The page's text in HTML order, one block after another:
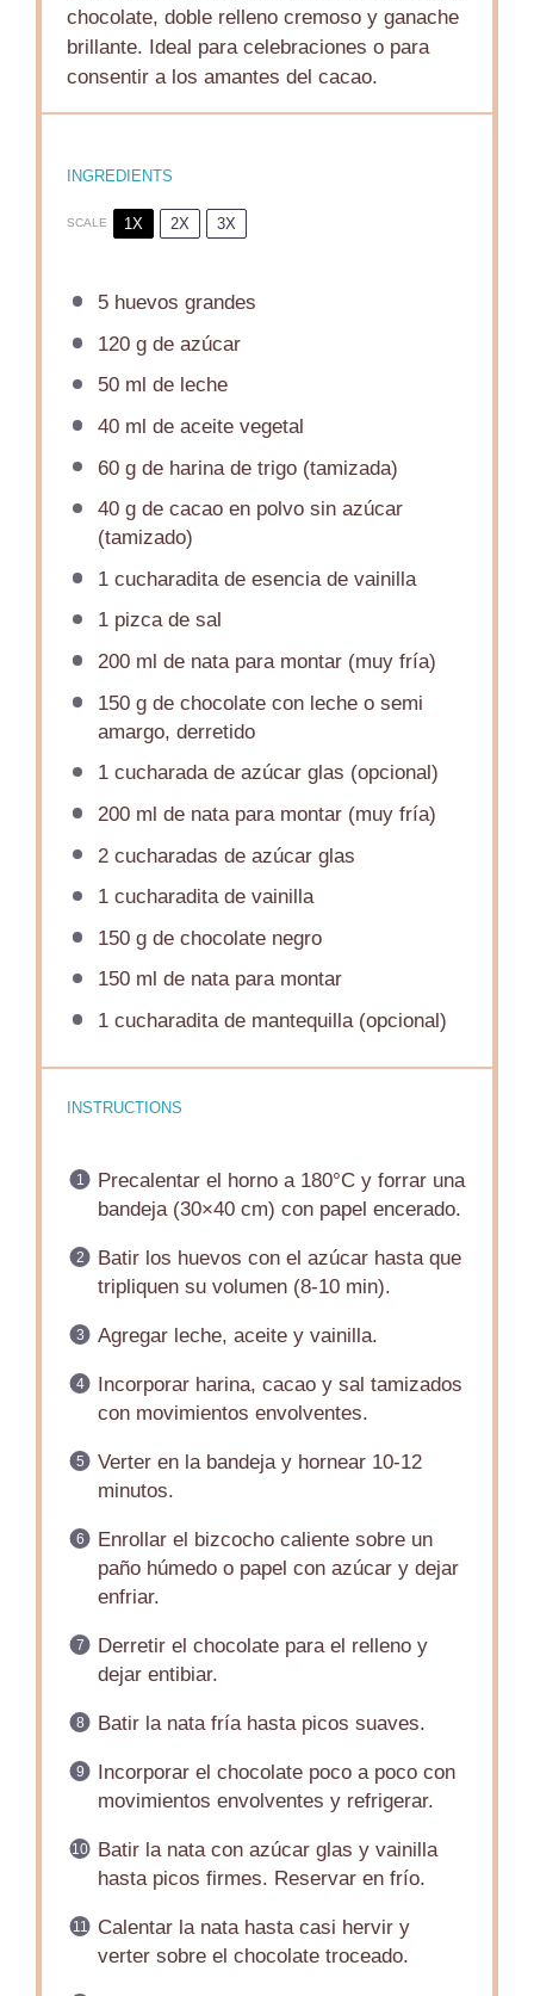
chocolate, doble relleno cremoso y ganache
brillante. Ideal para celebraciones o para
consentir a los amantes del cacao.
INGREDIENTS
SCALE 1X 2X 3X
5huevos grandes
120 gde azúcar
50ml de leche
40ml de aceite vegetal
60 gde harina de trigo (tamizada)
40 gde cacao en polvo sin azúcar
(tamizado)
1cucharadita de esencia de vainilla
1pizca de sal
200ml de nata para montar (muy fría)
150 gde chocolate con leche o semi
amargo, derretido
1cucharada de azúcar glas (opcional)
200ml de nata para montar (muy fría)
2cucharadas de azúcar glas
1cucharadita de vainilla
150 gde chocolate negro
150ml de nata para montar
1cucharadita de mantequilla (opcional)
INSTRUCTIONS
Precalentar el horno a 180°C y forrar una
bandeja (30×40 cm) con papel encerado.
Batir los huevos con el azúcar hasta que
tripliquen su volumen (8-10 min).
Agregar leche, aceite y vainilla.
Incorporar harina, cacao y sal tamizados
con movimientos envolventes.
Verter en la bandeja y hornear 10-12
minutos.
Enrollar el bizcocho caliente sobre un
paño húmedo o papel con azúcar y dejar
enfriar.
Derretir el chocolate para el relleno y
dejar entibiar.
Batir la nata fría hasta picos suaves.
Incorporar el chocolate poco a poco con
movimientos envolventes y refrigerar.
Batir la nata con azúcar glas y vainilla
hasta picos firmes. Reservar en frío.
Calentar la nata hasta casi hervir y
verter sobre el chocolate troceado.